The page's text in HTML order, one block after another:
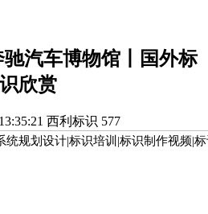
汽车博物馆丨国外标
识欣赏
西利标识 577